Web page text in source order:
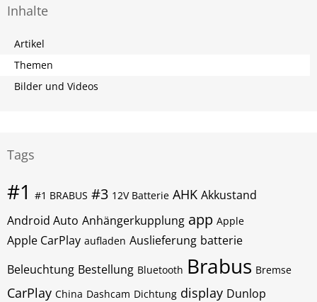
Inhalte
Artikel
Themen
Bilder und Videos
Tags
#1 #1 BRABUS #3 12V Batterie AHK Akkustand
Android Auto Anhängerkupplung app Apple
Apple CarPlay aufladen Auslieferung batterie
Beleuchtung Bestellung Bluetooth Brabus Bremse
CarPlay China Dashcam Dichtung display Dunlop